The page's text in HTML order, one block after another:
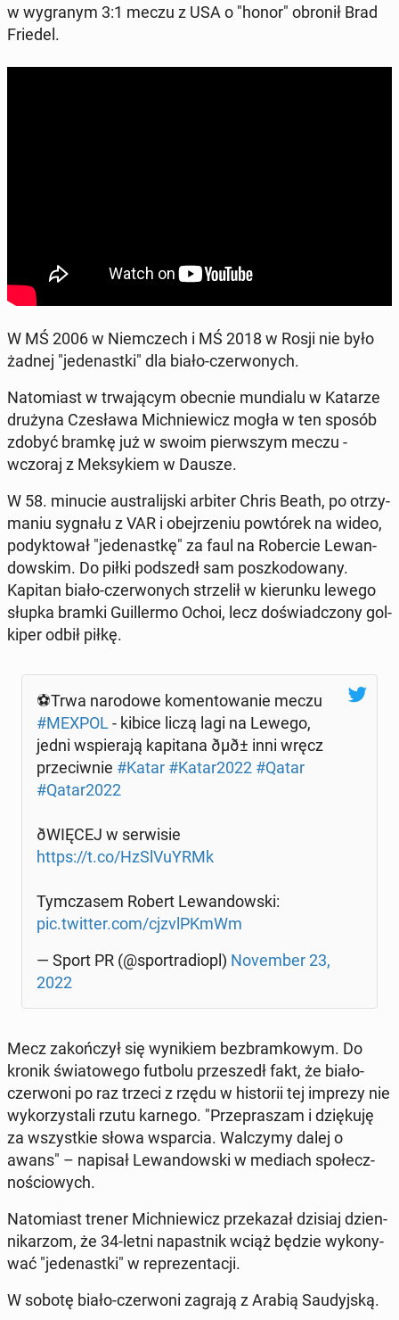
w wy­gra­nym 3:1 meczu z USA o "honor" obronił Brad
Friedel.
W MŚ 2006 w Niem­czech i MŚ 2018 w Rosji nie było
żadnej "je­de­nast­ki" dla biało-czer­wo­nych.
Na­to­miast w trwa­ją­cym obecnie mun­dia­lu w Katarze
drużyna Cze­sła­wa Mich­nie­wicz mogła w ten sposób
zdobyć bramkę już w swoim pierw­szym meczu -
wczoraj z Mek­sy­kiem w Dausze.
W 58. minucie au­stra­lij­ski arbiter Chris Beath, po otrzy­
ma­niu sygnału z VAR i obej­rze­niu po­wtó­rek na wideo,
po­dyk­to­wał "je­de­nast­kę" za faul na Ro­ber­cie Le­wan­
dow­skim. Do piłki pod­szedł sam po­szko­do­wa­ny.
Kapitan biało-czer­wo­nych strze­lił w kie­run­ku lewego
słupka bramki Gu­il­ler­mo Ochoi, lecz do­świad­czo­ny gol­
ki­per odbił piłkę.
⚽️Trwa na­ro­do­we ko­men­to­wa­nie meczu
#MEXPOL- kibice liczą lagi na Lewego,
jedni wspie­ra­ją ka­pi­ta­na ðµð± inni wręcz
prze­ciw­nie #Katar #Katar2022 #Qatar
#Qatar2022
ðWIĘ­CEJ w ser­wi­sie
https://t.co/HzSlVuYRMk
Tym­cza­sem Robert Le­wan­dow­ski:
pic.twitter.com/cjzvlPKmWm
— Sport PR (@spor­tra­diopl) No­vem­ber 23,
2022
Mecz za­koń­czył się wy­ni­kiem bez­bram­ko­wym. Do
kronik świa­to­we­go futbolu prze­szedł fakt, że biało-
czer­wo­ni po raz trzeci z rzędu w hi­sto­rii tej imprezy nie
wy­ko­rzy­sta­li rzutu karnego. "Prze­pra­szam i dzię­ku­ję
za wszyst­kie słowa wspar­cia. Wal­czy­my dalej o
awans" – napisał Le­wan­dow­ski w mediach spo­łecz­
no­ścio­wych.
Na­to­miast trener Mich­nie­wicz prze­ka­zał dzisiaj dzien­
ni­ka­rzom, że 34-letni na­past­nik wciąż będzie wy­ko­ny­
wać "je­de­nast­ki" w re­pre­zen­ta­cji.
W sobotę biało-czer­wo­ni zagrają z Arabią Sau­dyj­ską.